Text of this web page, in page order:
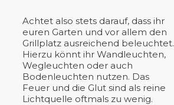
Achtet also stets darauf, dass ihr
euren Garten und vor allem den
Grillplatz ausreichend beleuchtet.
Hierzu könnt ihr Wandleuchten,
Wegleuchten oder auch
Bodenleuchten nutzen. Das
Feuer und die Glut sind als reine
Lichtquelle oftmals zu wenig.